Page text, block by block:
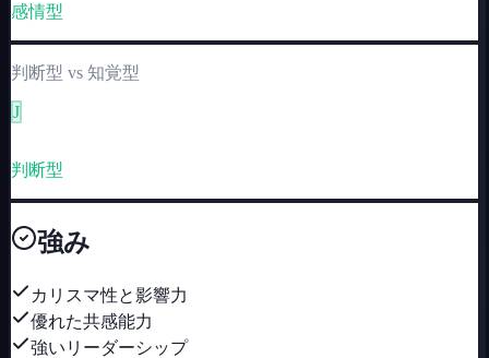
感情型
判断型 vs 知覚型
J
判断型
強み
カリスマ性と影響力
優れた共感能力
強いリーダーシップ